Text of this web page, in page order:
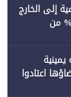
إلى الخارج
حكومية تستحوذ على 53% من
اعتادوا